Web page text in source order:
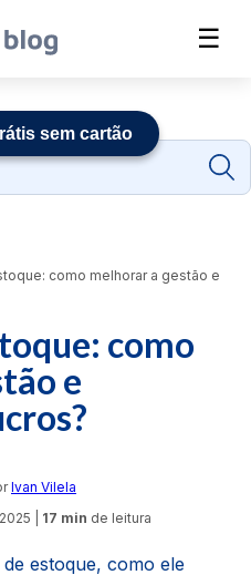
☰
como melhorar a gestão e
como
e
Ivan Vilela
17 min de leitura
estoque, como ele
sem cartão